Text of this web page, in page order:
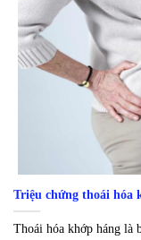
Triệu chứng thoái hóa
Thoái hóa khớp háng là